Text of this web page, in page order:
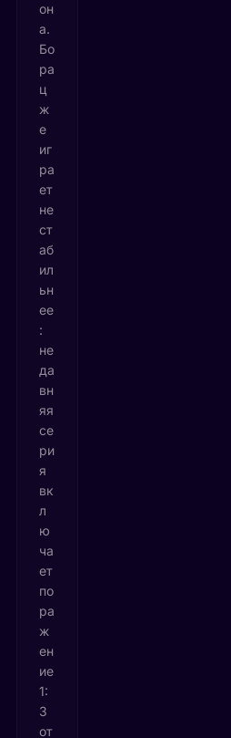
он
а.
Бо
ра
ц
ж
е
иг
ра
ет
не
ст
аб
ил
ьн
ее
:
не
да
вн
яя
се
ри
я
вк
л
ю
ча
ет
по
ра
ж
ен
ие
1:
3
от